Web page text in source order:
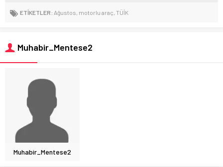
ETİKETLER: Ağustos, motorlu araç, TÜİK
Muhabir_Mentese2
Muhabir_Mentese2